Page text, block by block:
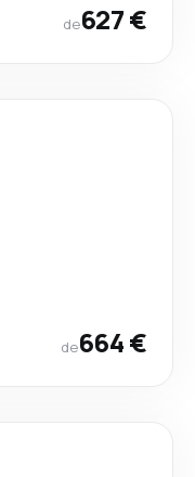
de627 €
de664 €